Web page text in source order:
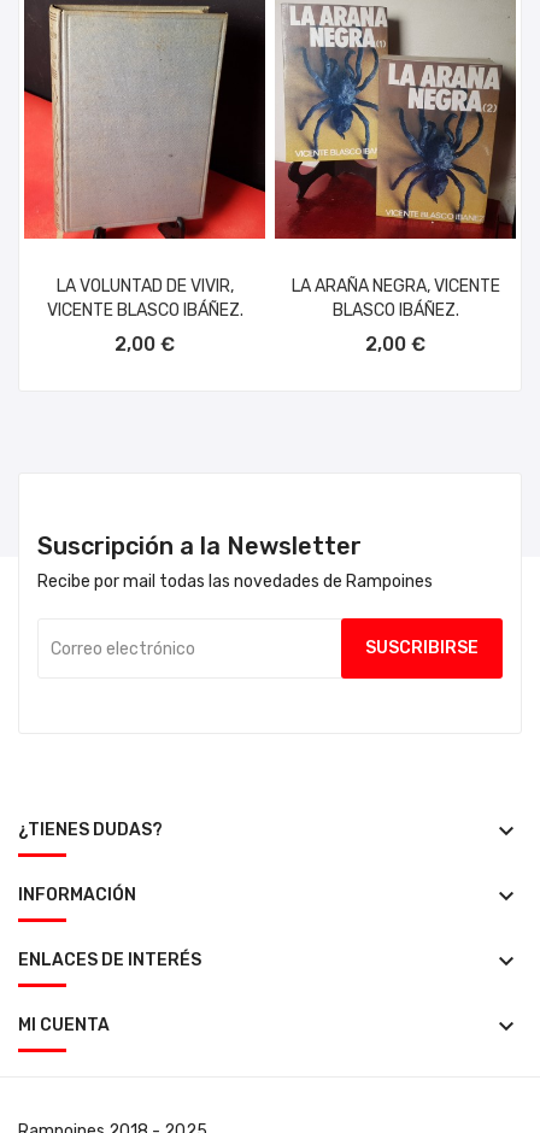
LA VOLUNTAD DE VIVIR,
VICENTE BLASCO IBÁÑEZ.
2,00 €
LA ARAÑA NEGRA, VICENTE
BLASCO IBÁÑEZ.
2,00 €
Suscripción a la Newsletter
Recibe por mail todas las novedades de Rampoines
¿TIENES DUDAS? keyboard_arrow_down
INFORMACIÓN keyboard_arrow_down
ENLACES DE INTERÉS keyboard_arrow_down
MI CUENTA keyboard_arrow_down